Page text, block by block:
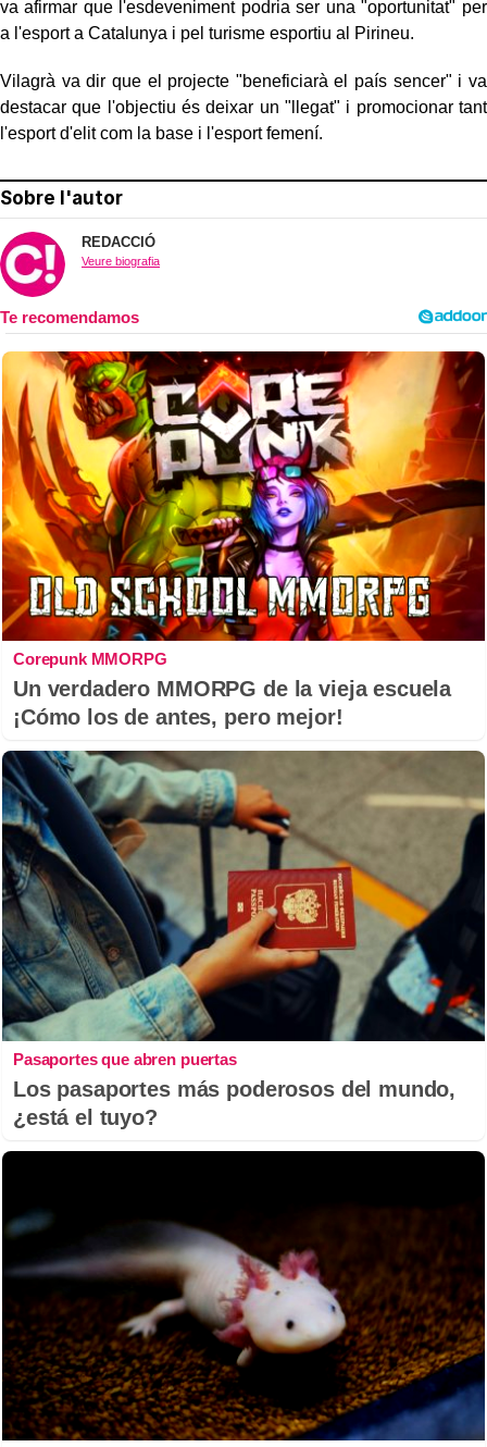
va afirmar que l'esdeveniment podria ser una "oportunitat" per
a l'esport a Catalunya i pel turisme esportiu al Pirineu.
Vilagrà va dir que el projecte "beneficiarà el país sencer" i va
destacar que l'objectiu és deixar un "llegat" i promocionar tant
l'esport d'elit com la base i l'esport femení.
Sobre l'autor
REDACCIÓ
Veure biografia
Corepunk MMORPG
Un verdadero MMORPG de la vieja escuela
¡Cómo los de antes, pero mejor!
Pasaportes que abren puertas
Los pasaportes más poderosos del mundo,
¿está el tuyo?